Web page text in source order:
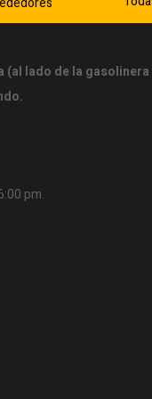
(al lado de la
pm.